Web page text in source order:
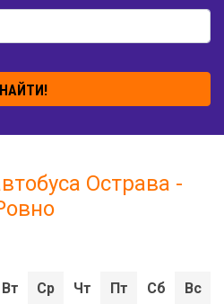
НАЙТИ!
Острава -
Вт Ср Чт Пт Сб Вс